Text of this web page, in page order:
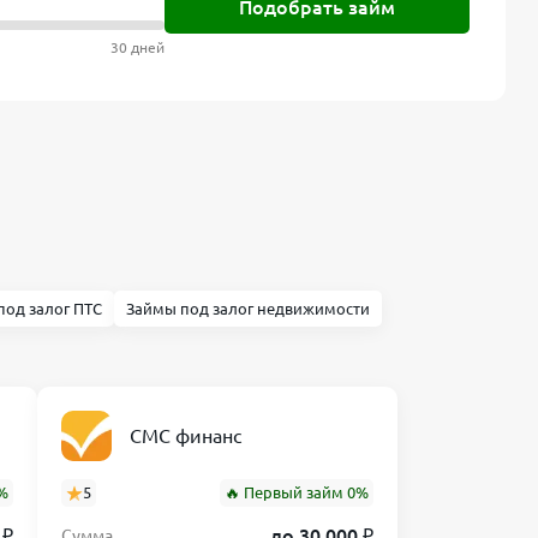
30 дней
Подобрать займ
залог ПТС Займы под залог недвижимости
СМС финанс
5 🔥 Первый займ 0%